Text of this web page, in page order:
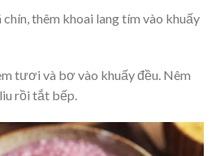
chín, thêm khoai lang tím vào khuấy
tươi và bơ vào khuấy đều. Nêm
rồi tắt bếp.